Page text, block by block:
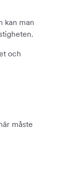
kan man
och
måste